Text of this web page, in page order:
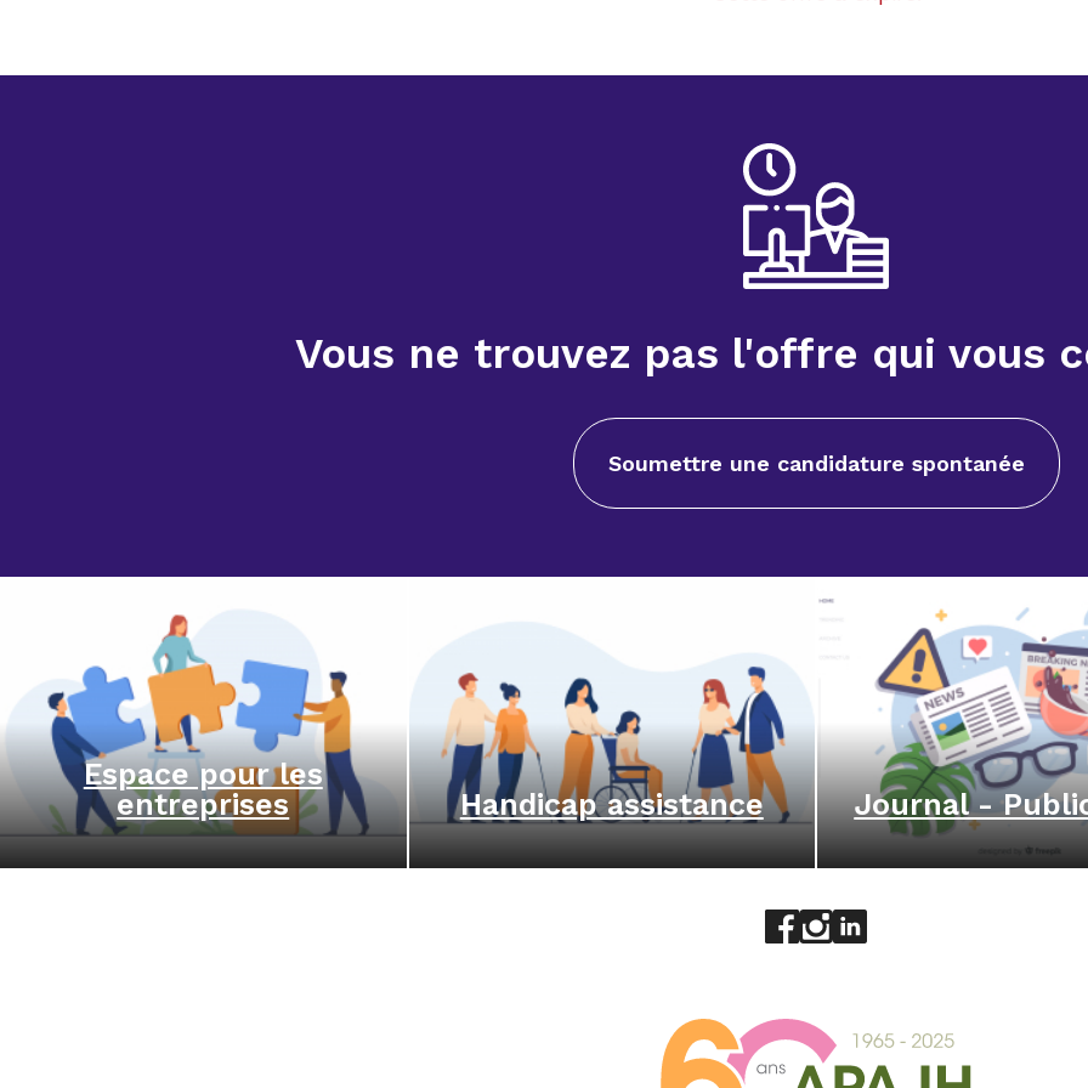
Vous ne trouvez pas l'offre qui vous
Soumettre une candidature spontanée
Espace pour les
entreprises
Handicap assistance Journal -
Aller sur le réseau social
Aller sur le réseau social
Aller sur le réseau